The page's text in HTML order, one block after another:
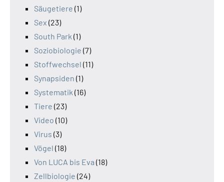
Säugetiere (1)
Sex (23)
South Park (1)
Soziobiologie (7)
Stoffwechsel (11)
Synapsiden (1)
Systematik (16)
Tiere (23)
Video (10)
Virus (3)
Vögel (18)
Von LUCA bis Eva (18)
Zellbiologie (24)